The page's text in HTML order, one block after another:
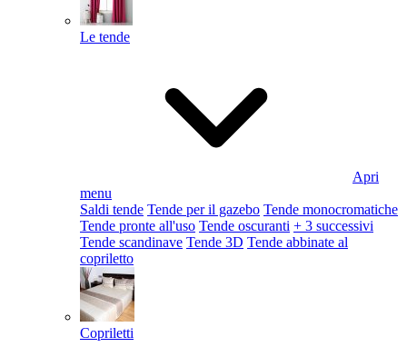
Le tende
Apri
menu
Saldi tende Tende per il gazebo Tende monocromatiche
Tende pronte all'uso Tende oscuranti + 3 successivi
Tende scandinave Tende 3D Tende abbinate al
copriletto
Copriletti